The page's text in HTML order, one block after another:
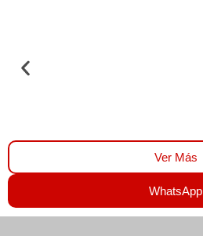
Ver Más
WhatsApp